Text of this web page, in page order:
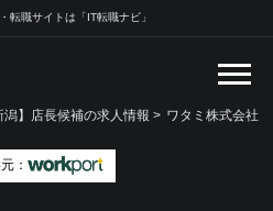
転職サイトは「IT転職ナビ」
潟】店長候補の求人情報 > ワタミ株式会社
：